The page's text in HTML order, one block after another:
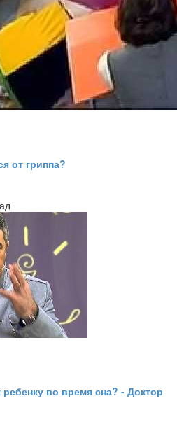
от гриппа?
во время сна? - Доктор